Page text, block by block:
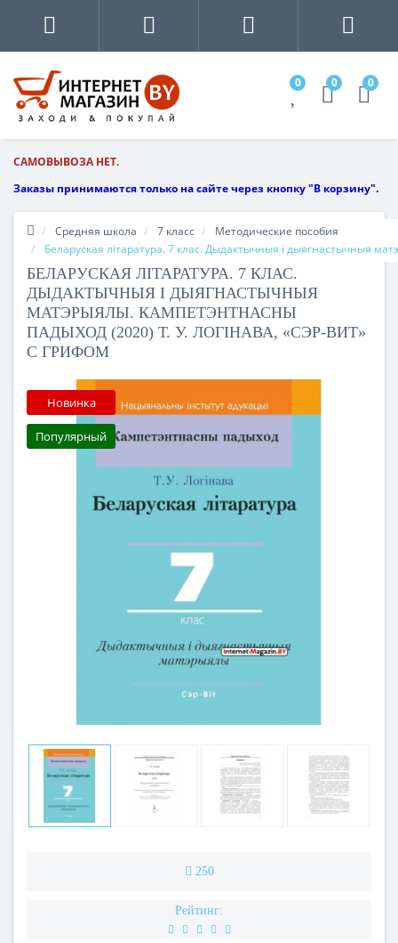
0 0 0
САМОВЫВОЗА НЕТ.
Заказы принимаются только на сайте через кнопку "В корзину".
Средняя школа 7 класс
Методические пособия
Беларуская літаратура. 7 клас. Дыдактычныя і дыягнастычныя
БЕЛАРУСКАЯ ЛІТАРАТУРА. 7 КЛАС.
ДЫДАКТЫЧНЫЯ І ДЫЯГНАСТЫЧНЫЯ
МАТЭРЫЯЛЫ. КАМПЕТЭНТНАСНЫ
ПАДЫХОД (2020) Т. У. ЛОГІНАВА, «СЭР-ВИТ»
С ГРИФОМ
Новинка
Популярный
250
Рейтинг: